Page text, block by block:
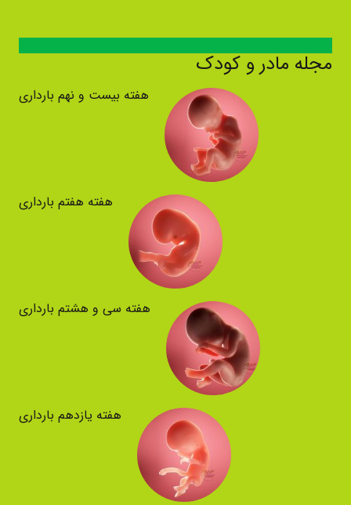
مجله مادر و کودک
هفته بیست و نهم بارداری
هفته هفتم بارداری
هفته سی و هشتم بارداری
هفته یازدهم بارداری